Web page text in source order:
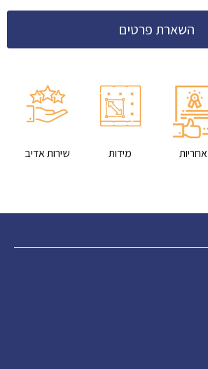
השארת פרטים
אחריות מידות שירות אדיב